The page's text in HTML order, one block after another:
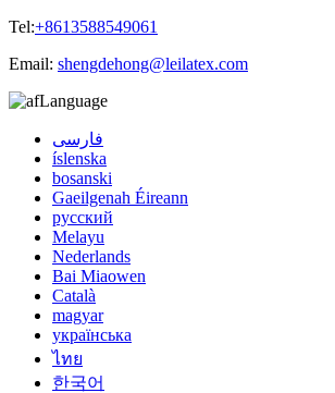
Tel:+8613588549061
Email: shengdehong@leilatex.com
Language
فارسی
íslenska
bosanski
Gaeilgenah Éireann
русский
Melayu
Nederlands
Bai Miaowen
Català
magyar
українська
ไทย
한국어